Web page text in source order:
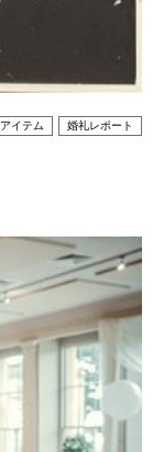
アイテム
婚礼レポート